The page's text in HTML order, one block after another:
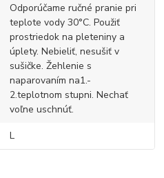
Odporúčame ručné pranie pri
teplote vody 30°C. Použiť
prostriedok na pleteniny a
úplety. Nebieliť, nesušiť v
sušičke. Žehlenie s
naparovaním na1.-
2.teplotnom stupni. Nechať
voľne uschnúť.
L